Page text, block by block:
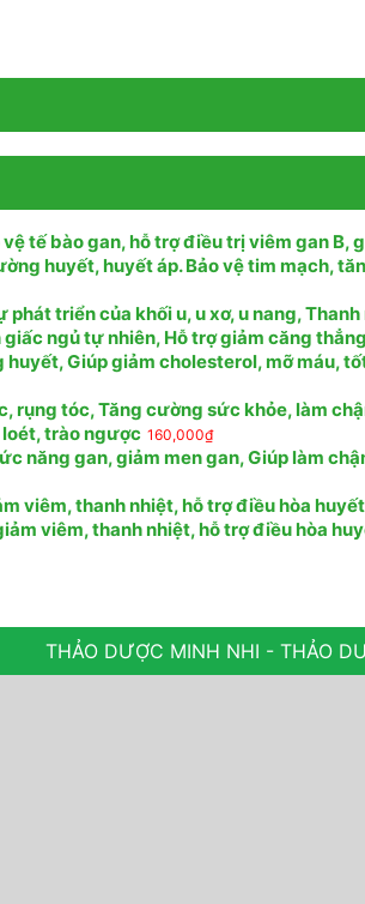
tế bào gan, hỗ trợ điều trị viêm gan B,
huyết, huyết áp. Bảo vệ tim mạch,
triển của khối u, u xơ, u nang,
ngủ tự nhiên, Hỗ trợ giảm căng
huyết, Giúp giảm cholesterol, mỡ máu,
rụng tóc, Tăng cường sức khỏe, làm
loét, trào ngược 160,000₫
năng gan, giảm men gan, Giúp làm
viêm, thanh nhiệt, hỗ trợ điều hòa
viêm, thanh nhiệt, hỗ trợ điều hòa
THẢO DƯỢC MINH NHI - THẢO